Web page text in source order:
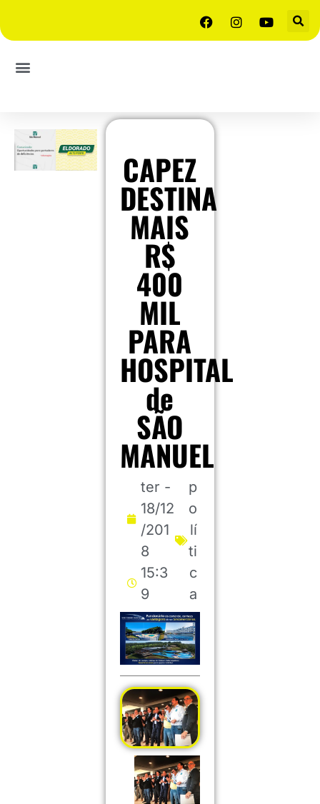
CAPEZ
DESTINA
MAIS
R$
400
MIL
PARA
HOSPITAL
de
SÃO
MANUEL
ter -
18/12
/201
8
15:3
9
p
o
lí
ti
c
a